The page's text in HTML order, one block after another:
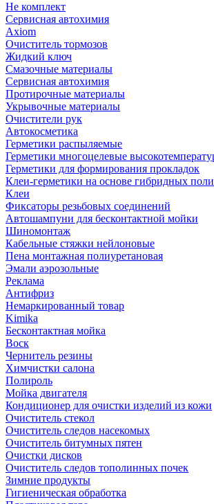
Не комплект
Сервисная автохимия
Axiom
Очиститель тормозов
Жидкий ключ
Смазочные материалы
Сервисная автохимия
Протирочные материалы
Укрывочные материалы
Очистители рук
Автокосметика
Герметики распыляемые
Герметики многоцелевые
Герметики для формирования прокладок
Клеи-герметики на основе гибридных
Клеи
Фиксаторы резьбовых соединений
Автошампуни для бесконтактной мойки
Шиномонтаж
Кабельные стяжки нейлоновые
Пена монтажная полиуретановая
Эмали аэрозольные
Реклама
Антифриз
Немаркированный товар
Kimika
Бесконтактная мойка
Воск
Чернитель резины
Химчистки салона
Полироль
Мойка двигателя
Кондиционер для очистки изделий из кожи
Очиститель стекол
Очиститель следов насекомых
Очиститель битумных пятен
Очистки дисков
Очиститель следов тополинных почек
Зимние продукты
Гигиеническая обработка